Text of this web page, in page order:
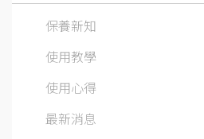
保養新知
使用教學
使用心得
最新消息